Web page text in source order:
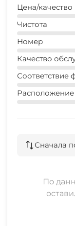
Цена/качество
Чистота
Номер
Качество
Соответствие
Расположение
Сначала
По